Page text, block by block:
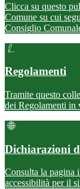
Clicca su questo
Comune su cui
Consiglio
Regolamenti
Tramite questo
dei Regolamenti in
Dichiarazioni
Consulta la pagina
accessibilità per il